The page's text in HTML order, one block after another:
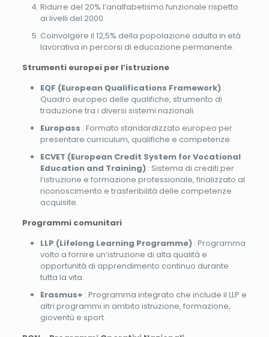
Ridurre del 20% l’analfabetismo funzionale rispetto
ai livelli del 2000.
Coinvolgere il 12,5% della popolazione adulta in età
lavorativa in percorsi di educazione permanente.
Strumenti europei per l’istruzione
EQF (European Qualifications Framework) :
Quadro europeo delle qualifiche, strumento di
traduzione tra i diversi sistemi nazionali.
Europass : Formato standardizzato europeo per
presentare curriculum, qualifiche e competenze.
ECVET (European Credit System for Vocational
Education and Training) : Sistema di crediti per
l’istruzione e formazione professionale, finalizzato al
riconoscimento e trasferibilità delle competenze
acquisite.
Programmi comunitari
LLP (Lifelong Learning Programme) : Programma
volto a fornire un’istruzione di alta qualità e
opportunità di apprendimento continuo durante
tutta la vita.
Erasmus+ : Programma integrato che include il LLP e
altri programmi in ambito istruzione, formazione,
gioventù e sport.